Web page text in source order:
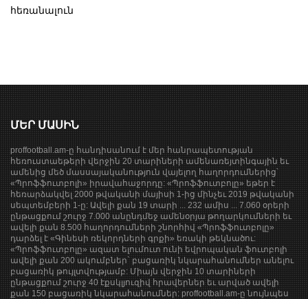
հեռանալուն
ՄԵՐ ՄԱՍԻՆ
proffootball.am-ը հանդիսանում է մեր հանրապետության
հեռուստաեթերի վերջին 20 տարիների ամենառեյտինգային եւ
ամենից մեծ մասսայականություն վայելող հաղորդումներից՝
«Պրոֆֆուտբոլի» իրավահաջորդը: «Պրոֆֆուտբոլը» եթեր է
հեռարձակվել 2000 թվականի մայիսի 1-ից մինչեւ 2019 թվականի
սեպտեմբերի 1-ը: Ավելի քան 19 տարի ... 232 ամիս ... 7.060 օրերի
ընթացքում շուրջ 7.000 անընդմեջ ամենօրյա թողարկումների եւ
ավելի քան 8.500 հաղորդումների շնորհիվ «Պրոֆֆուտբոլը»
դարձել է «Գինեսի ռեկորդների գրքի» եռակի թեկնածու:
«Պրոֆֆուտբոլը» ազատ ելումուտ ունի եվրոպական ֆուտբոլի
ավելի քան 200 ակումբներ` բացառիկ նկարահանումներ անելու
բացառիկ թույլտվությամբ: Միայն վերջին 10 տարիների
ընթացքում շուրջ 40 էքսկլյուզիվ հրավերներ եւ արված ավելի
քան 150 բացառիկ նկարահանումներ: proffootball.am-ը նույնպես